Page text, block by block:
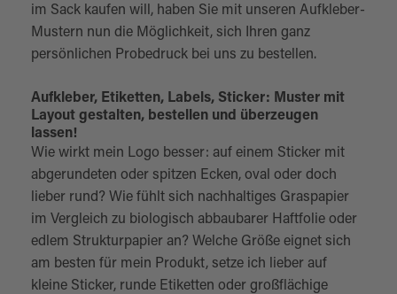
im Sack kaufen will, haben Sie mit unseren Aufkleber-
Mustern nun die Möglichkeit, sich Ihren ganz
persönlichen Probedruck bei uns zu bestellen.
Aufkleber, Etiketten, Labels, Sticker: Muster mit
Layout gestalten, bestellen und überzeugen
lassen!
Wie wirkt mein Logo besser: auf einem Sticker mit
abgerundeten oder spitzen Ecken, oval oder doch
lieber rund? Wie fühlt sich nachhaltiges Graspapier
im Vergleich zu biologisch abbaubarer Haftfolie oder
edlem Strukturpapier an? Welche Größe eignet sich
am besten für mein Produkt, setze ich lieber auf
kleine Sticker, runde Etiketten oder großflächige